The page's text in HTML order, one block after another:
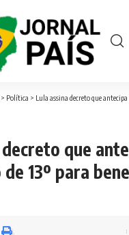
> Política > Lula assina decreto que antecipa pagamento
que
13º para